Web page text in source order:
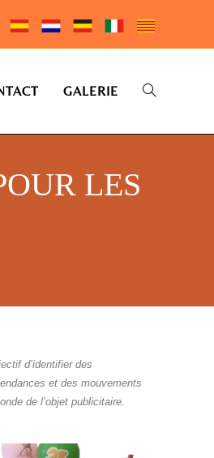
GALERIE
LES
d’identifier des
et des mouvements
de l’objet publicitaire.